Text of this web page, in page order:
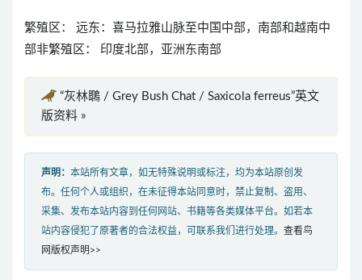
繁殖区： 远东：喜马拉雅山脉至中国中部，南部和越南中
部非繁殖区： 印度北部，亚洲东南部
“灰林䳭 / Grey Bush Chat / Saxicola ferreus”英文
版资料 »
声明： 本站所有文章，如无特殊说明或标注，均为本站原创发
布。任何个人或组织，在未征得本站同意时，禁止复制、盗用、
采集、发布本站内容到任何网站、书籍等各类媒体平台。如若本
站内容侵犯了原著者的合法权益，可联系我们进行处理。 查看鸟
网版权声明>>